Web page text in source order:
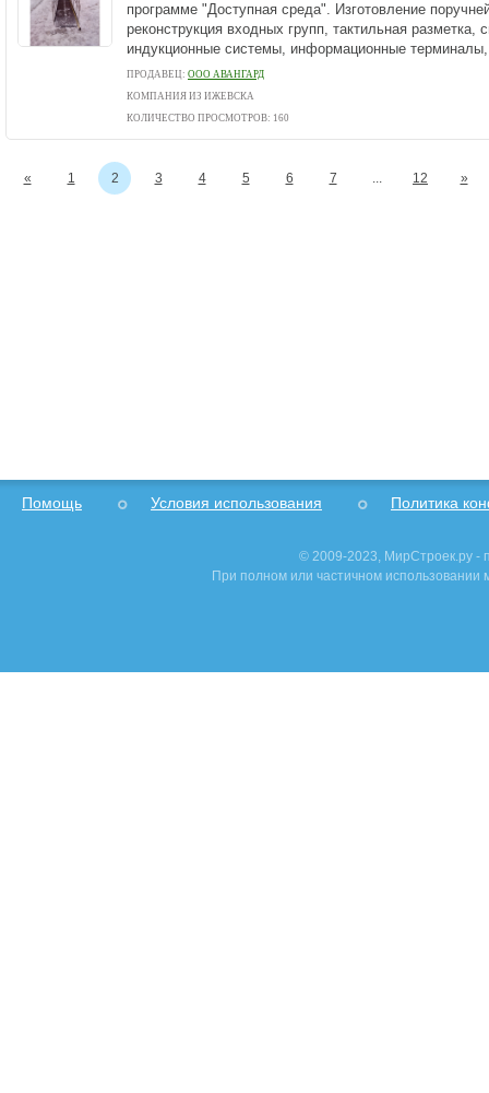
программе "Доступная среда". Изготовление
реконструкция входных групп, тактильная разметка,
индукционные системы, информационные
ПРОДАВЕЦ: ООО АВАНГАРД
КОМПАНИЯ ИЗ ИЖЕВСКА
КОЛИЧЕСТВО ПРОСМОТРОВ: 160
« 1 2 3 4 5 6 7 ... 12 »
Помощь Условия использования Политика
© 2009-2023, МирСтроек.ру -
При полном или частичном использовании